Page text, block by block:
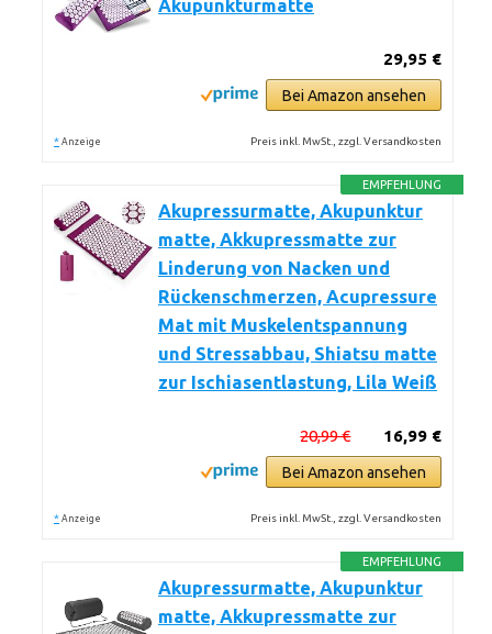
Akupunkturmatte
29,95 €
Bei Amazon ansehen
* Anzeige Preis inkl. MwSt., zzgl. Versandkosten
EMPFEHLUNG
Akupressurmatte, Akupunktur
matte, Akkupressmatte zur
Linderung von Nacken und
Rückenschmerzen, Acupressure
Mat mit Muskelentspannung
und Stressabbau, Shiatsu matte
zur Ischiasentlastung, Lila Weiß
16,99 €
20,99 €
Bei Amazon ansehen
* Anzeige Preis inkl. MwSt., zzgl. Versandkosten
EMPFEHLUNG
Akupressurmatte, Akupunktur
matte, Akkupressmatte zur